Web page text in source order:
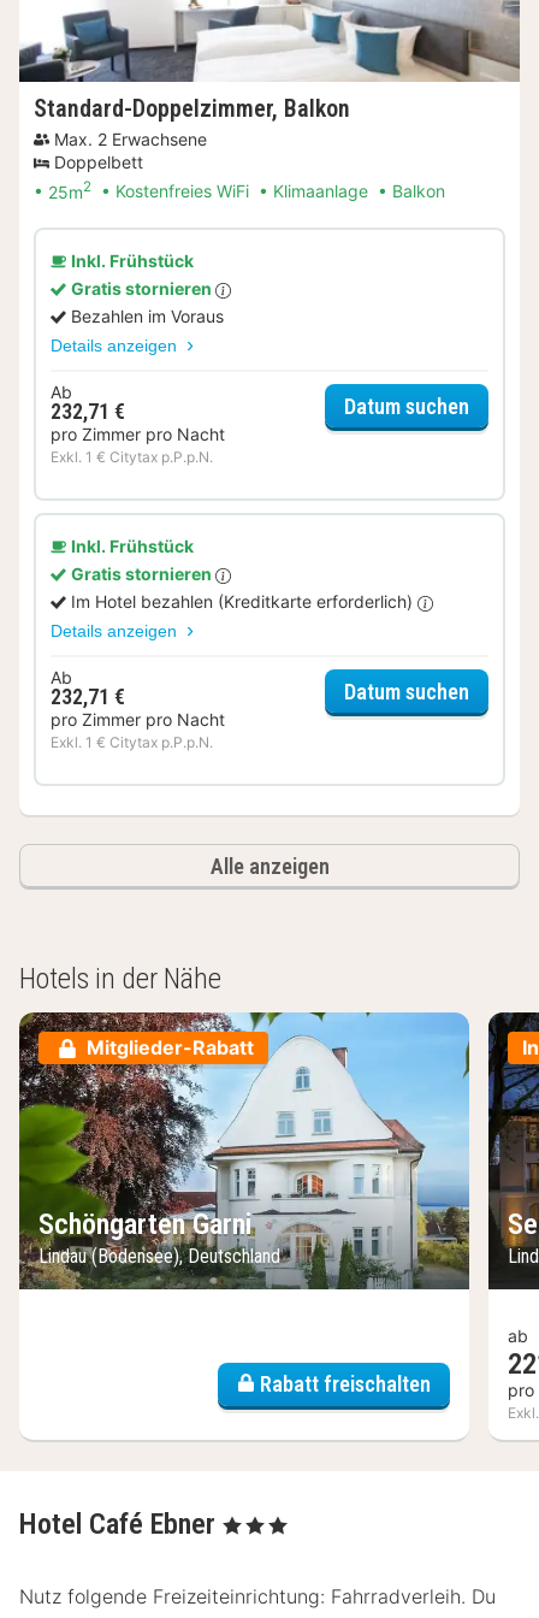
Standard-Doppelzimmer, Balkon
Max. 2 Erwachsene
Doppelbett
25m2 Kostenfreies WiFi Klimaanlage Balkon
Inkl. Frühstück
Gratis stornieren
Bezahlen im Voraus
Details anzeigen
Ab
232,71 €
pro Zimmer pro Nacht
Exkl. 1 € Citytax p.P.p.N.
Datum suchen
Inkl. Frühstück
Gratis stornieren
Im Hotel bezahlen (Kreditkarte erforderlich)
Details anzeigen
Ab
232,71 €
pro Zimmer pro Nacht
Exkl. 1 € Citytax p.P.p.N.
Datum suchen
Alle anzeigen
Hotels in der Nähe
Mitglieder-Rabatt
Schöngarten Garni
Lindau (Bodensee), Deutschland
Rabatt freischalten
ab
pro
Hotel Café Ebner , 3 Sterne
Nutz folgende Freizeiteinrichtung: Fahrradverleih. Du